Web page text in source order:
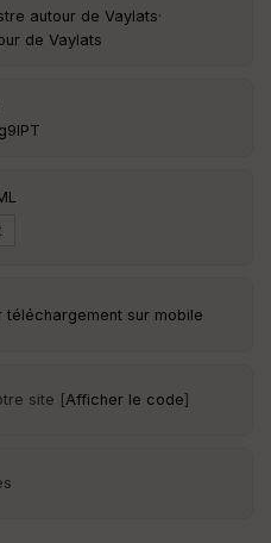
autour de Vaylats·
de Vaylats
téléchargement sur mobile
site [Afficher le code]